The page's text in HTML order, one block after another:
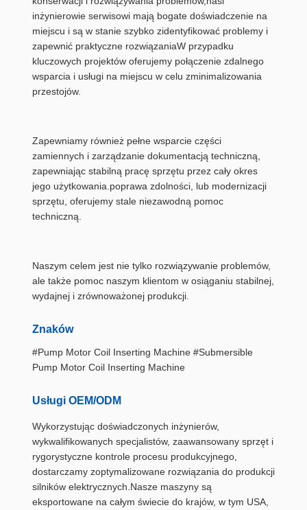
inżynierowie serwisowi mają bogate doświadczenie na
miejscu i są w stanie szybko zidentyfikować problemy i
zapewnić praktyczne rozwiązaniaW przypadku
kluczowych projektów oferujemy połączenie zdalnego
wsparcia i usługi na miejscu w celu zminimalizowania
przestojów.
Zapewniamy również pełne wsparcie części
zamiennych i zarządzanie dokumentacją techniczną,
zapewniając stabilną pracę sprzętu przez cały okres
jego użytkowania.poprawa zdolności, lub modernizacji
sprzętu, oferujemy stale niezawodną pomoc
techniczną.
Naszym celem jest nie tylko rozwiązywanie problemów,
ale także pomoc naszym klientom w osiąganiu stabilnej,
wydajnej i zrównoważonej produkcji.
Znaków
#Pump Motor Coil Inserting Machine #Submersible
Pump Motor Coil Inserting Machine
Usługi OEM/ODM
Wykorzystując doświadczonych inżynierów,
wykwalifikowanych specjalistów, zaawansowany sprzęt i
rygorystyczne kontrole procesu produkcyjnego,
dostarczamy zoptymalizowane rozwiązania do produkcji
silników elektrycznych.Nasze maszyny są
eksportowane na całym świecie do krajów, w tym USA,